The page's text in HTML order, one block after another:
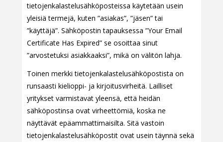
tietojenkalastelusähköposteissa käytetään usein
yleisiä termejä, kuten ”asiakas”, ”jäsen” tai
”käyttäjä”. Sähköpostin tapauksessa ”Your Email
Certificate Has Expired” se osoittaa sinut
”arvostetuksi asiakkaaksi”, mikä on välitön lahja.
Toinen merkki tietojenkalastelusähköpostista on
runsaasti kielioppi- ja kirjoitusvirheitä. Lailliset
yritykset varmistavat yleensä, että heidän
sähköpostinsa ovat virheettömiä, koska ne
näyttävät epäammattimaisilta. Sitä vastoin
tietojenkalastelusähköpostit ovat usein täynnä sekä